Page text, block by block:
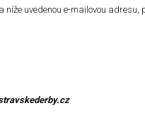
uvedenou e-mailovou